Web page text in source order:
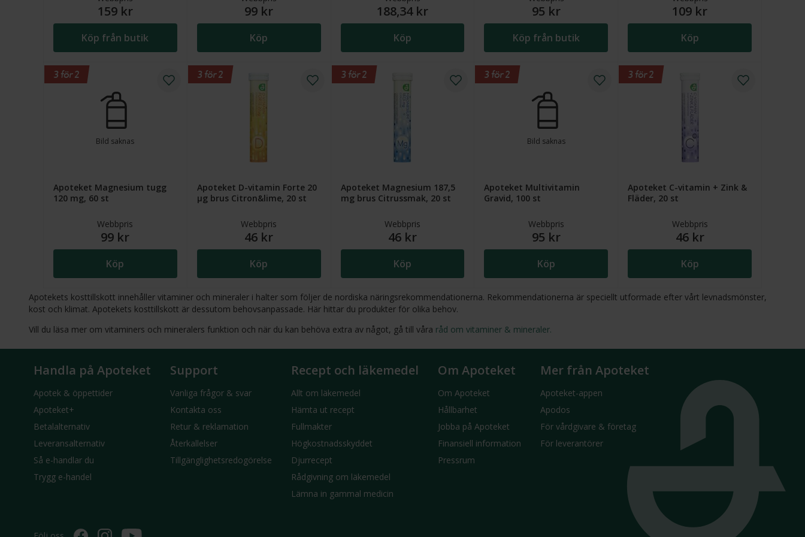
159 kr
Köp från butik
99 kr
Köp
188,34 kr
Köp
95 kr
Köp från butik
109 kr
Köp
Bild saknas
Apoteket Magnesium tugg
120 mg, 60 st
Webbpris
99 kr
Köp
3 för 2
Apoteket D-vitamin Forte 20
µg brus Citron&lime, 20 st
Webbpris
46 kr
Köp
3 för 2
Apoteket Magnesium 187,5
mg brus Citrussmak, 20 st
Webbpris
46 kr
Köp
3 för 2
Bild saknas
Apoteket Multivitamin
Gravid, 100 st
Webbpris
95 kr
Köp
3 för 2
Apoteket C-vitamin + Zink &
Fläder, 20 st
Webbpris
46 kr
Köp
3 för 2
Apotekets kosttillskott innehåller vitaminer och mineraler i halter som följer de nordiska näringsrekommendationerna. Rekommendationerna är speciellt utformade efter vårt levnadsmönster,
kost och klimat. Apotekets kosttillskott är dessutom behovsanpassade. Här hittar du produkter för olika behov.
Vill du läsa mer om vitaminers och mineralers funktion och när du kan behöva extra av något, gå till våra råd om vitaminer & mineraler.
Handla på Apoteket
Apotek & öppettider
Apoteket+
Betalalternativ
Leveransalternativ
Så e-handlar du
Trygg e-handel
Support
Vanliga frågor & svar
Kontakta oss
Retur & reklamation
Återkallelser
Tillgänglighetsredogörelse
Recept och läkemedel
Allt om läkemedel
Hämta ut recept
Fullmakter
Högkostnadsskyddet
Djurrecept
Rådgivning om läkemedel
Lämna in gammal medicin
Om Apoteket
Om Apoteket
Hållbarhet
Jobba på Apoteket
Finansiell information
Pressrum
Mer från Apoteket
Apoteket-appen
Apodos
För vårdgivare & företag
För leverantörer